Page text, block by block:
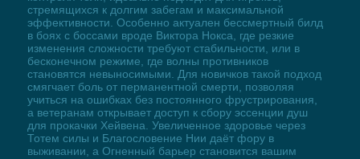
стремящихся к долгим забегам и максимальной
эффективности. Особенно актуален бессмертный билд
в боях с боссами вроде Виктора Нокса, где резкие
изменения сложности требуют стабильности, или в
бесконечном режиме, где волны противников
становятся невыносимыми. Для новичков такой подход
смягчает боль от перманентной смерти, позволяя
учиться на ошибках без постоянного фрустрирования,
а ветеранам открывает доступ к сбору эссенции душ
для прокачки Хейвена. Увеличенное здоровье через
Тотем силы и Благословение Нии даёт фору в
выживании, а Огненный барьер становится вашим